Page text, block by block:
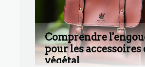
Comprendre
pour les accessoires
végétal